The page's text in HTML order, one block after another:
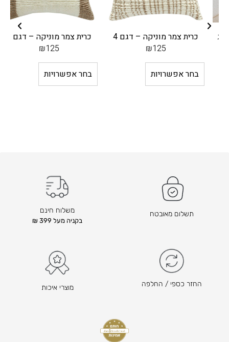
כרית צמר מוניקה – דגם 4
₪125
בחר אפשרויות
כרית צמר מוניקה – דגם 3
₪125
בחר אפשרויות
תשלום מאובטח משלוח חינם
בקניה מעל 399 ₪
החזר כספי / החלפה מוצרי איכות